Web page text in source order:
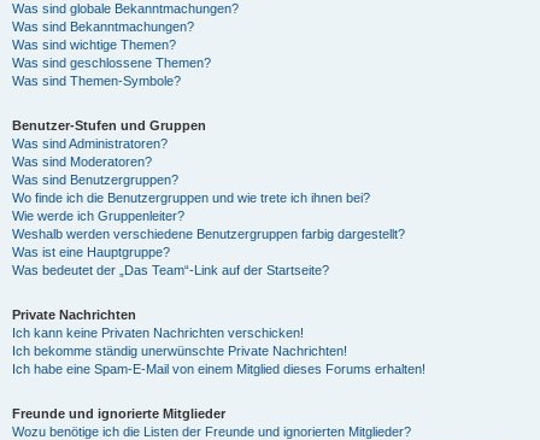
Was sind globale Bekanntmachungen?
Was sind Bekanntmachungen?
Was sind wichtige Themen?
Was sind geschlossene Themen?
Was sind Themen-Symbole?
Benutzer-Stufen und Gruppen
Was sind Administratoren?
Was sind Moderatoren?
Was sind Benutzergruppen?
Wo finde ich die Benutzergruppen und wie trete ich ihnen bei?
Wie werde ich Gruppenleiter?
Weshalb werden verschiedene Benutzergruppen farbig dargestellt?
Was ist eine Hauptgruppe?
Was bedeutet der „Das Team“-Link auf der Startseite?
Private Nachrichten
Ich kann keine Privaten Nachrichten verschicken!
Ich bekomme ständig unerwünschte Private Nachrichten!
Ich habe eine Spam-E-Mail von einem Mitglied dieses Forums erhalten!
Freunde und ignorierte Mitglieder
Wozu benötige ich die Listen der Freunde und ignorierten Mitglieder?